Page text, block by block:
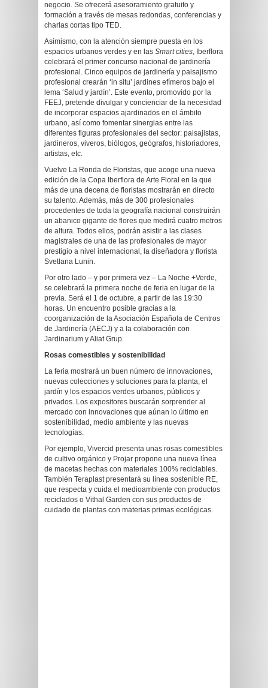
negocio. Se ofrecerá asesoramiento gratuito y
formación a través de mesas redondas, conferencias y
charlas cortas tipo TED.
Asimismo, con la atención siempre puesta en los
espacios urbanos verdes y en las Smart cities, Iberflora
celebrará el primer concurso nacional de jardinería
profesional. Cinco equipos de jardinería y paisajismo
profesional crearán ‘in situ’ jardines efímeros bajo el
lema ‘Salud y jardín’. Este evento, promovido por la
FEEJ, pretende divulgar y concienciar de la necesidad
de incorporar espacios ajardinados en el ámbito
urbano, así como fomentar sinergias entre las
diferentes figuras profesionales del sector: paisajistas,
jardineros, viveros, biólogos, geógrafos, historiadores,
artistas, etc.
Vuelve La Ronda de Floristas, que acoge una nueva
edición de la Copa Iberflora de Arte Floral en la que
más de una decena de floristas mostrarán en directo
su talento. Además, más de 300 profesionales
procedentes de toda la geografía nacional construirán
un abanico gigante de flores que medirá cuatro metros
de altura. Todos ellos, podrán asistir a las clases
magistrales de una de las profesionales de mayor
prestigio a nivel internacional, la diseñadora y florista
Svetlana Lunin.
Por otro lado – y por primera vez – La Noche +Verde,
se celebrará la primera noche de feria en lugar de la
previa. Será el 1 de octubre, a partir de las 19:30
horas. Un encuentro posible gracias a la
coorganización de la Asociación Española de Centros
de Jardinería (AECJ) y a la colaboración con
Jardinarium y Aliat Grup.
Rosas comestibles y sostenibilidad
La feria mostrará un buen número de innovaciones,
nuevas colecciones y soluciones para la planta, el
jardín y los espacios verdes urbanos, públicos y
privados. Los expositores buscarán sorprender al
mercado con innovaciones que aúnan lo último en
sostenibilidad, medio ambiente y las nuevas
tecnologías.
Por ejemplo, Vivercid presenta unas rosas comestibles
de cultivo orgánico y Projar propone una nueva línea
de macetas hechas con materiales 100% reciclables.
También Teraplast presentará su línea sostenible RE,
que respecta y cuida el medioambiente con productos
reciclados o Vithal Garden con sus productos de
cuidado de plantas con materias primas ecológicas.